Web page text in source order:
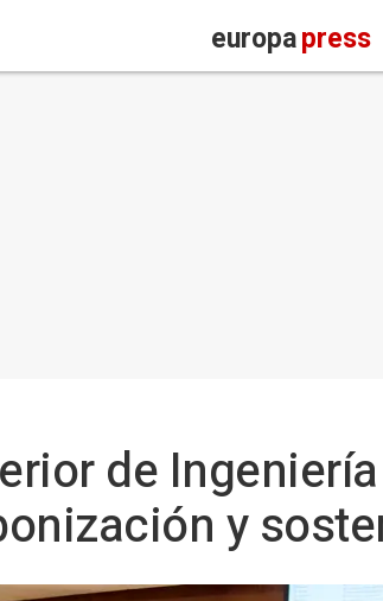
europapress
de
y